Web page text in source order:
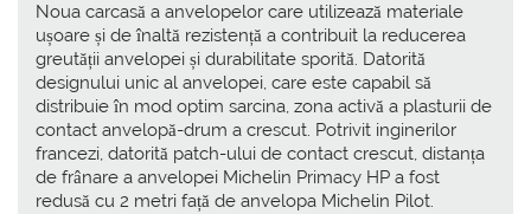
Noua carcasă a anvelopelor care utilizează materiale
ușoare și de înaltă rezistență a contribuit la reducerea
greutății anvelopei și durabilitate sporită. Datorită
designului unic al anvelopei, care este capabil să
distribuie în mod optim sarcina, zona activă a plasturii de
contact anvelopă-drum a crescut. Potrivit inginerilor
francezi, datorită patch-ului de contact crescut, distanța
de frânare a anvelopei Michelin Primacy HP a fost
redusă cu 2 metri față de anvelopa Michelin Pilot.